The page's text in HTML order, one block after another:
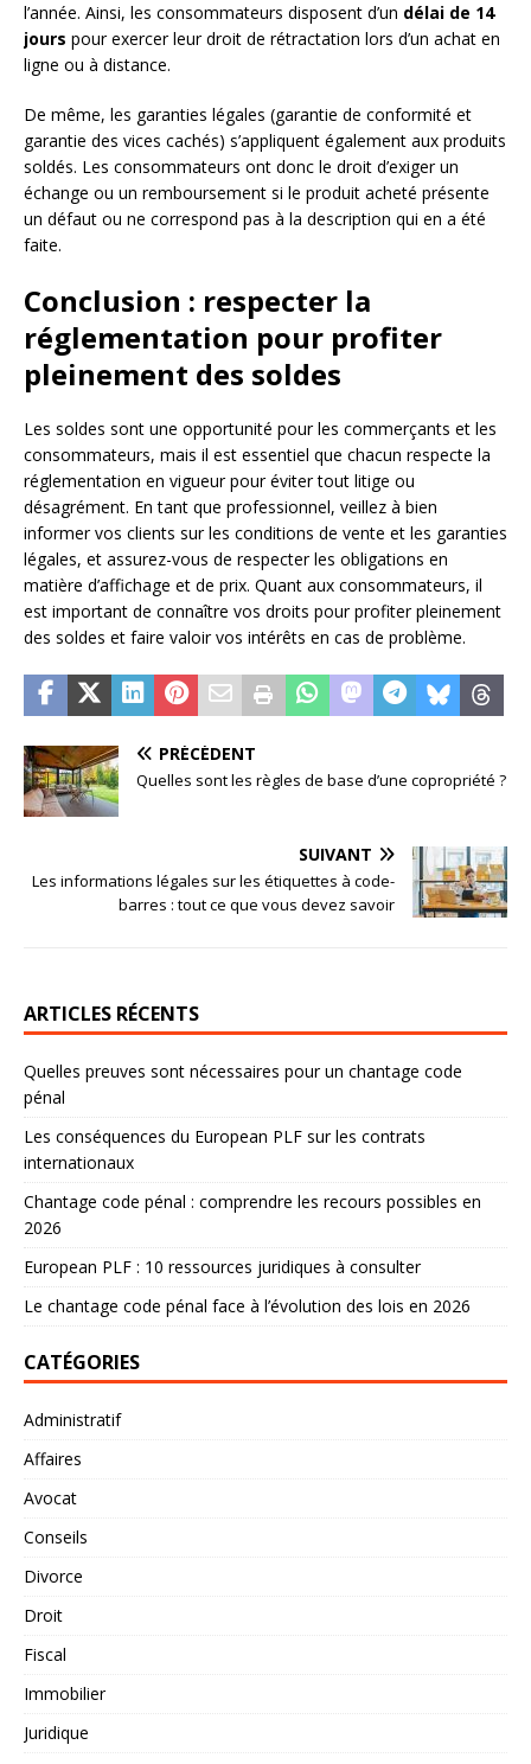
l’année. Ainsi, les consommateurs disposent d’un délai de 14
jours pour exercer leur droit de rétractation lors d’un achat en
ligne ou à distance.
De même, les garanties légales (garantie de conformité et
garantie des vices cachés) s’appliquent également aux produits
soldés. Les consommateurs ont donc le droit d’exiger un
échange ou un remboursement si le produit acheté présente
un défaut ou ne correspond pas à la description qui en a été
faite.
Conclusion : respecter la
réglementation pour profiter
pleinement des soldes
Les soldes sont une opportunité pour les commerçants et les
consommateurs, mais il est essentiel que chacun respecte la
réglementation en vigueur pour éviter tout litige ou
désagrément. En tant que professionnel, veillez à bien
informer vos clients sur les conditions de vente et les garanties
légales, et assurez-vous de respecter les obligations en
matière d’affichage et de prix. Quant aux consommateurs, il
est important de connaître vos droits pour profiter pleinement
des soldes et faire valoir vos intérêts en cas de problème.
PRÉCÉDENT
Quelles sont les règles de base d’une copropriété ?
SUIVANT
Les informations légales sur les étiquettes à code-
barres : tout ce que vous devez savoir
ARTICLES RÉCENTS
Quelles preuves sont nécessaires pour un chantage code
pénal
Les conséquences du European PLF sur les contrats
internationaux
Chantage code pénal : comprendre les recours possibles en
2026
European PLF : 10 ressources juridiques à consulter
Le chantage code pénal face à l’évolution des lois en 2026
CATÉGORIES
Administratif
Affaires
Avocat
Conseils
Divorce
Droit
Fiscal
Immobilier
Juridique